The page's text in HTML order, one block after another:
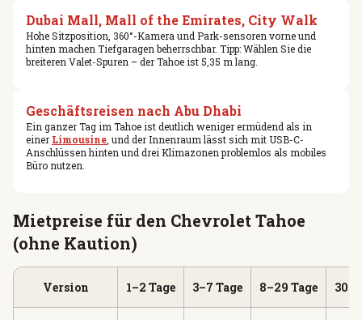
Dubai Mall, Mall of the Emirates, City Walk
Hohe Sitzposition, 360°-Kamera und Park-sensoren vorne und
hinten machen Tiefgaragen beherrschbar. Tipp: Wählen Sie die
breiteren Valet-Spuren – der Tahoe ist 5,35 m lang.
Geschäftsreisen nach Abu Dhabi
Ein ganzer Tag im Tahoe ist deutlich weniger ermüdend als in
einer Limousine , und der Innenraum lässt sich mit USB-C-
Anschlüssen hinten und drei Klimazonen problemlos als mobiles
Büro nutzen.
Mietpreise für den Chevrolet Tahoe
(ohne Kaution)
Version 1–2 Tage 3–7 Tage 8–29 Tage 30+